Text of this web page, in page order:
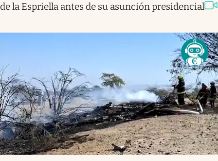
de la Espriella antes de su asunción presidencial